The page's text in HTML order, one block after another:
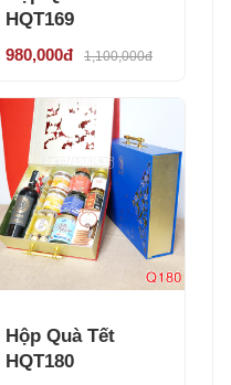
HQT169
980,000đ 1,100,000đ
Hộp Quà Tết
HQT180